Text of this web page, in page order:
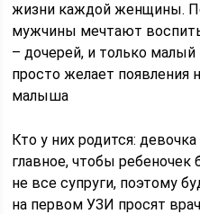
жизни каждой женщины.
мужчины мечтают
– дочерей, и только
просто желает появления
малыша
Кто у них родится:
главное, чтобы
не все супруги, поэтому
на первом УЗИ просят